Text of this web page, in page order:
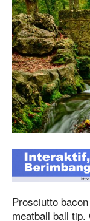
Prosciutto
meatball ball